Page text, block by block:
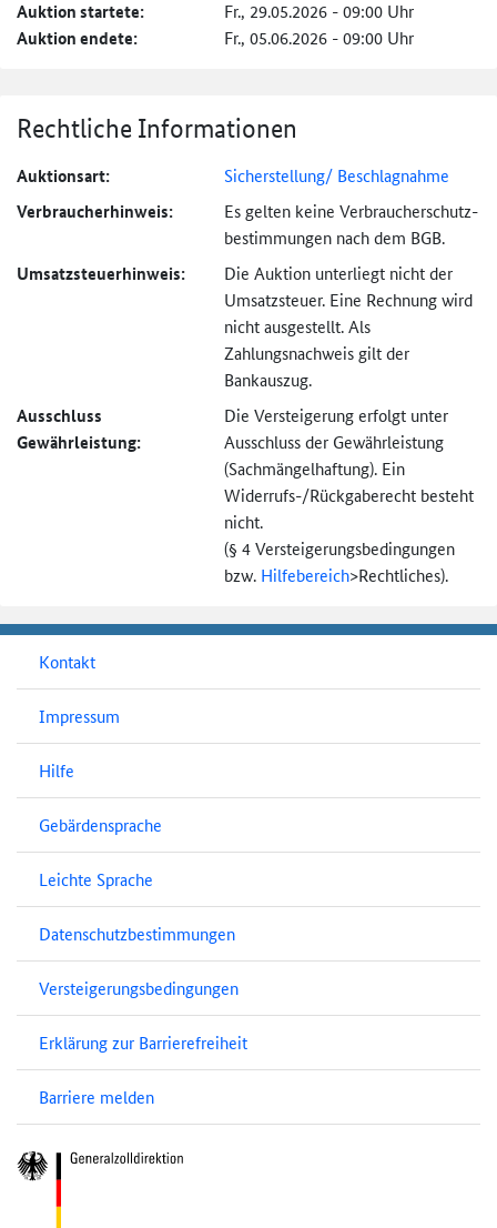
Auktion startete: Fr., 29.05.2026 - 09:00 Uhr
Auktion endete: Fr., 05.06.2026 - 09:00 Uhr
Rechtliche Informationen
Auktionsart: Sicherstellung/ Beschlagnahme
Verbraucher­hinweis:
Es gelten keine Verbraucher­schutz­
bestimmungen nach dem BGB.
Umsatzsteuer­hinweis:
Die Auktion unterliegt nicht der
Umsatzsteuer. Eine Rechnung wird
nicht ausgestellt. Als
Zahlungsnachweis gilt der
Bankauszug.
Ausschluss
Gewährleistung:
Die Versteigerung erfolgt unter
Ausschluss der Gewährleistung
(Sachmängel­haftung). Ein
Widerrufs-/Rückgaberecht besteht
nicht.
(§ 4 Versteigerungs­bedingungen
bzw. Hilfebereich>Rechtliches).
Kontakt
Impressum
Hilfe
Gebärdensprache
Leichte Sprache
Datenschutzbestimmungen
Versteigerungsbedingungen
Erklärung zur Barrierefreiheit
Barriere melden